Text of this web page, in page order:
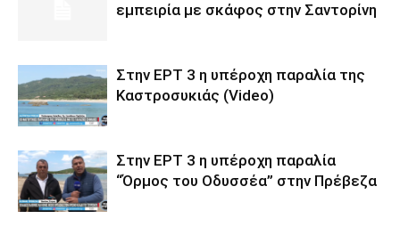
εμπειρία με σκάφος στην Σαντορίνη
Στην ΕΡΤ 3 η υπέροχη παραλία της
Καστροσυκιάς (Video)
Στην ΕΡΤ 3 η υπέροχη παραλία
“Όρμος του Οδυσσέα” στην Πρέβεζα